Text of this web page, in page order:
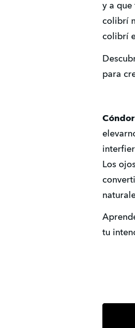
y a que
colibrí
colibrí
para
Los
tu